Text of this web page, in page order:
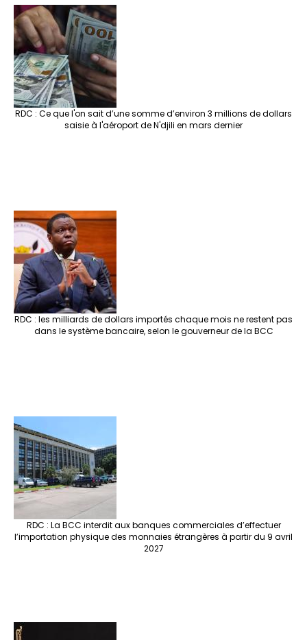
RDC : Ce que l'on sait d’une somme d’environ 3 millions de dollars
saisie à l'aéroport de N'djili en mars dernier
RDC : les milliards de dollars importés chaque mois ne restent pas
dans le système bancaire, selon le gouverneur de la BCC
RDC : La BCC interdit aux banques commerciales d’effectuer
l’importation physique des monnaies étrangères à partir du 9 avril
2027